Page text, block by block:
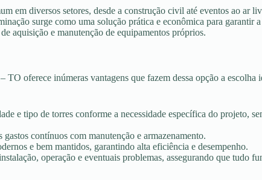
em diversos setores, desde a construção civil até eventos ao ar
surge como uma solução prática e econômica para garantir a
aquisição e manutenção de equipamentos próprios.
oferece inúmeras vantagens que fazem dessa opção a escolha
e tipo de torres conforme a necessidade específica do projeto,
contínuos com manutenção e armazenamento.
e bem mantidos, garantindo alta eficiência e desempenho.
operação e eventuais problemas, assegurando que tudo